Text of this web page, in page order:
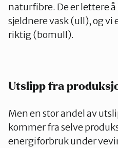
naturfibre. De er lettere
sjeldnere vask (ull), og vi
riktig (bomull).
Utslipp fra
Men en stor andel av
kommer fra selve
energiforbruk under